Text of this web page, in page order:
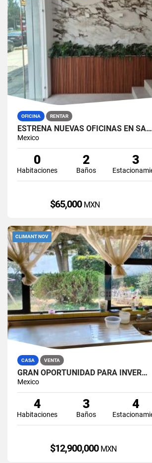
OFICINA RENTAR
ESTRENA NUEVAS OFICINAS EN SA…
Mexico
0
Habitaciones
2
Baños
3
$65,000 MXN
CLIMANT NOV
CASA VENTA
GRAN OPORTUNIDAD PARA INVER…
Mexico
4
Habitaciones
3
Baños
4
$12,900,000 MXN